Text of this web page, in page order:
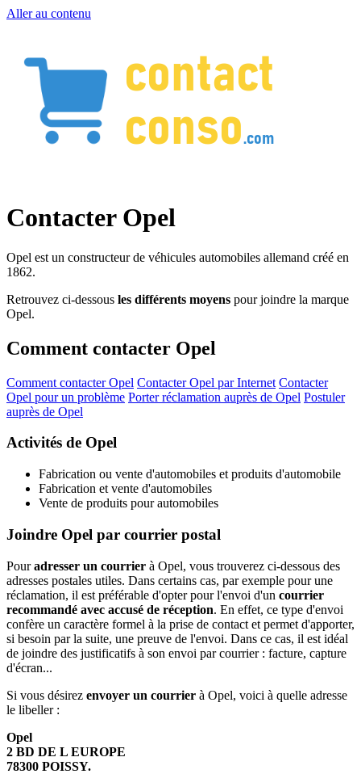
Aller au contenu
Contacter Opel
Opel est un constructeur de véhicules automobiles allemand créé en
1862.
Retrouvez ci-dessous les différents moyens pour joindre la marque
Opel.
Comment contacter Opel
Comment contacter Opel Contacter Opel par Internet Contacter
Opel pour un problème Porter réclamation auprès de Opel Postuler
auprès de Opel
Activités de Opel
Fabrication ou vente d'automobiles et produits d'automobile
Fabrication et vente d'automobiles
Vente de produits pour automobiles
Joindre Opel par courrier postal
Pouradresser un courrier à Opel, vous trouverez ci-dessous des
adresses postales utiles. Dans certains cas, par exemple pour une
réclamation, il est préférable d'opter pour l'envoi d'un courrier
recommandé avec accusé de réception. En effet, ce type d'envoi
confère un caractère formel à la prise de contact et permet d'apporter,
si besoin par la suite, une preuve de l'envoi. Dans ce cas, il est idéal
de joindre des justificatifs à son envoi par courrier : facture, capture
d'écran...
Si vous désirez envoyer un courrier à Opel, voici à quelle adresse
le libeller :
Opel
2 BD DE L EUROPE
78300 POISSY.